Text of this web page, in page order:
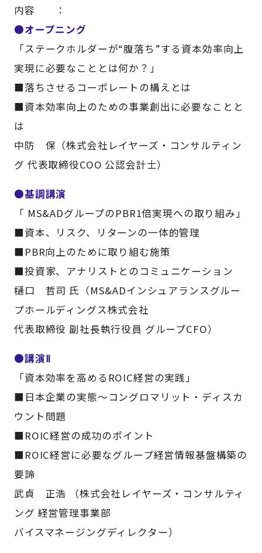
内容 ：
●オープニング
「ステークホルダーが“腹落ち”する資本効率向上
実現に必要なこととは何か？」
■落ちさせるコーポレートの構えとは
■資本効率向上のための事業創出に必要なことと
は
中防 保（株式会社レイヤーズ・コンサルティン
グ 代表取締役COO 公認会計士）
●基調講演
「 MS&ADグループのPBR1倍実現への取り組み」
■資本、リスク、リターンの一体的管理
■PBR向上のために取り組む施策
■投資家、アナリストとのコミュニケーション
樋口 哲司 氏（MS&ADインシュアランスグルー
プホールディングス株式会社
代表取締役 副社長執行役員 グループCFO）
●講演Ⅱ
「資本効率を高めるROIC経営の実践」
■日本企業の実態～コングロマリット・ディスカ
ウント問題
■ROIC経営の成功のポイント
■ROIC経営に必要なグループ経営情報基盤構築の
要諦
武貞 正浩 （株式会社レイヤーズ・コンサルティ
ング 経営管理事業部
バイスマネージングディレクター）